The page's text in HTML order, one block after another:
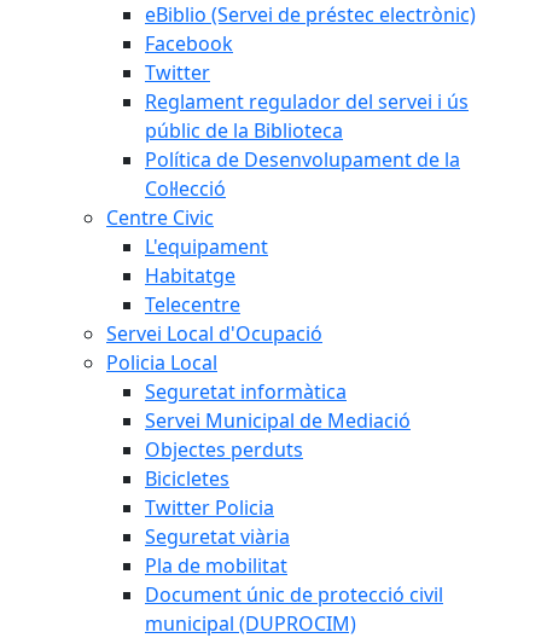
eBiblio (Servei de préstec electrònic)
Facebook
Twitter
Reglament regulador del servei i ús
públic de la Biblioteca
Política de Desenvolupament de la
Col·lecció
Centre Civic
L'equipament
Habitatge
Telecentre
Servei Local d'Ocupació
Policia Local
Seguretat informàtica
Servei Municipal de Mediació
Objectes perduts
Bicicletes
Twitter Policia
Seguretat viària
Pla de mobilitat
Document únic de protecció civil
municipal (DUPROCIM)